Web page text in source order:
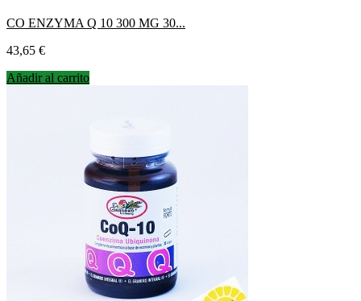
CO ENZYMA Q 10 300 MG 30...
Precio
43,65 €
Añadir al carrito